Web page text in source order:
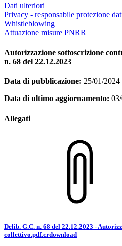
Dati ulteriori
Privacy - responsabile protezione
Whistleblowing
Attuazione misure PNRR
Autorizzazione sottoscrizione
n. 68 del 22.12.2023
Data di pubblicazione: 25/01/2024
Data di ultimo aggiornamento:
Allegati
Delib. G.C. n. 68 del 22.12.2023 -
collettivo.pdf.crdownload